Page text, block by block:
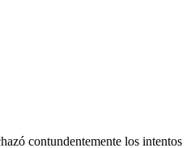
contundentemente los intentos